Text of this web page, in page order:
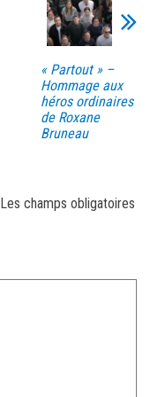
« Partout » –
Hommage aux
héros ordinaires
de Roxane
Bruneau
Les champs obligatoires